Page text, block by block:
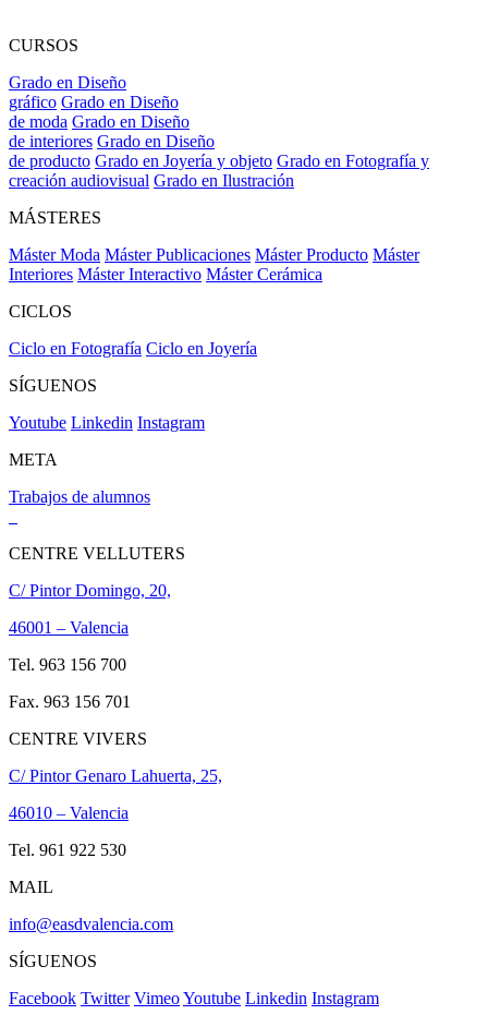
CURSOS
Grado en Diseño
gráfico Grado en Diseño
de moda Grado en Diseño
de interiores Grado en Diseño
de producto Grado en Joyería y objeto Grado en Fotografía y
creación audiovisual Grado en Ilustración
MÁSTERES
Máster Moda Máster Publicaciones Máster Producto Máster
Interiores Máster Interactivo Máster Cerámica
CICLOS
Ciclo en Fotografía Ciclo en Joyería
SÍGUENOS
Youtube Linkedin Instagram
META
Trabajos de alumnos
CENTRE VELLUTERS
C/ Pintor Domingo, 20,
46001 – Valencia
Tel. 963 156 700
Fax. 963 156 701
CENTRE VIVERS
C/ Pintor Genaro Lahuerta, 25,
46010 – Valencia
Tel. 961 922 530
MAIL
info@easdvalencia.com
SÍGUENOS
Facebook Twitter VimeoYoutube Linkedin Instagram